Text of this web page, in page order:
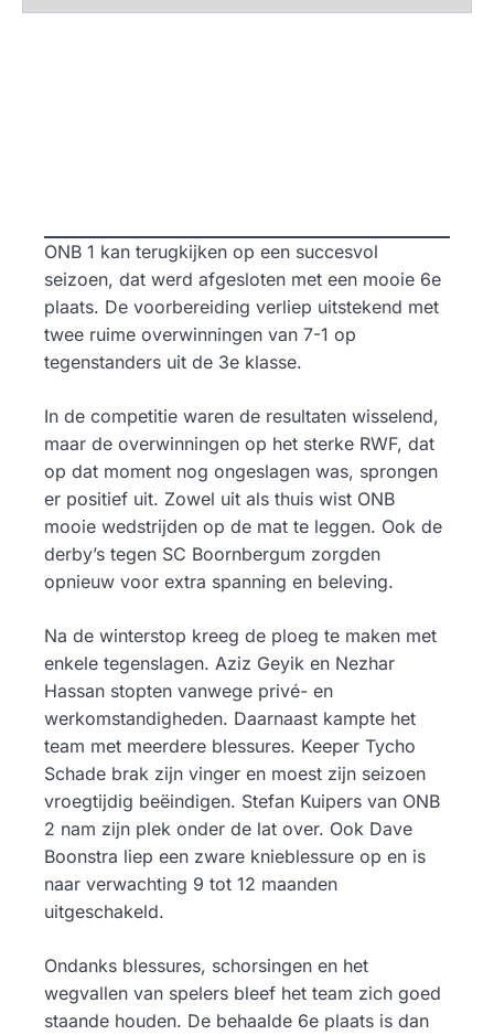
ONB 1 kan terugkijken op een succesvol
seizoen, dat werd afgesloten met een mooie 6e
plaats. De voorbereiding verliep uitstekend met
twee ruime overwinningen van 7-1 op
tegenstanders uit de 3e klasse.
In de competitie waren de resultaten wisselend,
maar de overwinningen op het sterke RWF, dat
op dat moment nog ongeslagen was, sprongen
er positief uit. Zowel uit als thuis wist ONB
mooie wedstrijden op de mat te leggen. Ook de
derby’s tegen SC Boornbergum zorgden
opnieuw voor extra spanning en beleving.
Na de winterstop kreeg de ploeg te maken met
enkele tegenslagen. Aziz Geyik en Nezhar
Hassan stopten vanwege privé- en
werkomstandigheden. Daarnaast kampte het
team met meerdere blessures. Keeper Tycho
Schade brak zijn vinger en moest zijn seizoen
vroegtijdig beëindigen. Stefan Kuipers van ONB
2 nam zijn plek onder de lat over. Ook Dave
Boonstra liep een zware knieblessure op en is
naar verwachting 9 tot 12 maanden
uitgeschakeld.
Ondanks blessures, schorsingen en het
wegvallen van spelers bleef het team zich goed
staande houden. De behaalde 6e plaats is dan